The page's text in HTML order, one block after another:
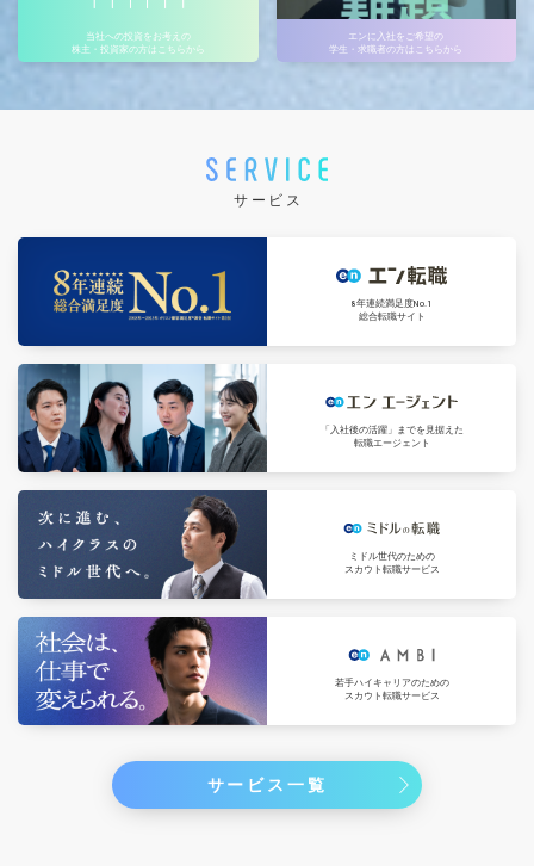
当社への投資をお考えの
株主・投資家の方はこちらから
エンに入社をご希望の
学生・求職者の方はこちらから
サービス
8年連続満足度No.1
総合転職サイト
「入社後の活躍」までを見据えた
転職エージェント
ミドル世代のための
スカウト転職サービス
若手ハイキャリアのための
スカウト転職サービス
サービス一覧